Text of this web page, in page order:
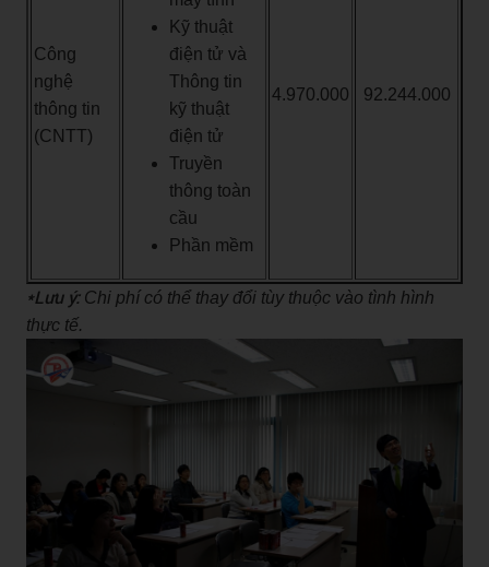
Công
nghệ
thông tin
(CNTT)
Kỹ thuật
điện tử và
Thông tin
kỹ thuật
điện tử
Truyền
thông toàn
cầu
Phần mềm
4.970.000 92.244.000
*Lưu ý:Chi phí có thể thay đổi tùy thuộc vào tình hình
thực tế.